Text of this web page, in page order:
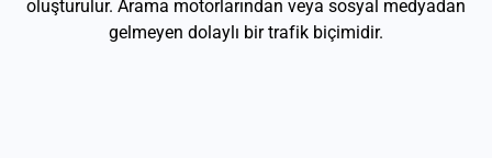
oluşturulur. Arama motorlarından veya sosyal medyadan
gelmeyen dolaylı bir trafik biçimidir.